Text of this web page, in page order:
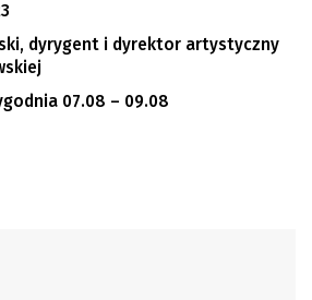
dyrygent i dyrektor artystyczny
07.08 – 09.08